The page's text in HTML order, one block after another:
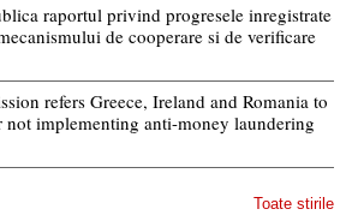
raportul privind progresele inregistrate
de cooperare si de verificare
refers Greece, Ireland and Romania to
not implementing anti-money laundering
Toate stirile